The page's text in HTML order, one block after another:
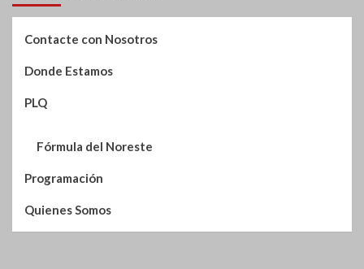
Contacte con Nosotros
Donde Estamos
PLQ
Fórmula del Noreste
Programación
Quienes Somos